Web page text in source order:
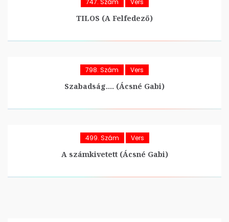
747. Szám Vers
TILOS (A Felfedező)
798. Szám Vers
Szabadság…. (Ácsné Gabi)
499. Szám Vers
A számkivetett (Ácsné Gabi)